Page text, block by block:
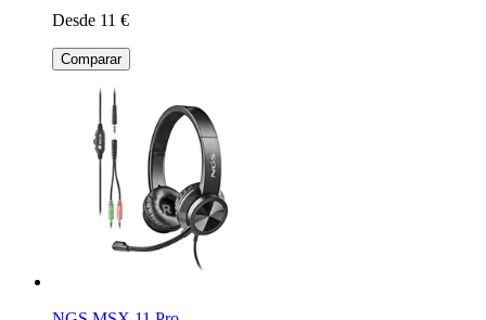
Desde 11 €
Comparar